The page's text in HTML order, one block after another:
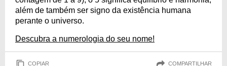
além de também ser signo da existência humana
perante o universo.
Descubra a numerologia do seu nome!
COPIAR COMPARTILHAR